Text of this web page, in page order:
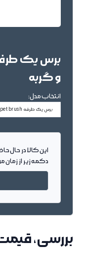
و گربه
انتخاب مدل:
برس یک طرفه pet brush
این کالا در حال
دکمه زیر از
بررسی،